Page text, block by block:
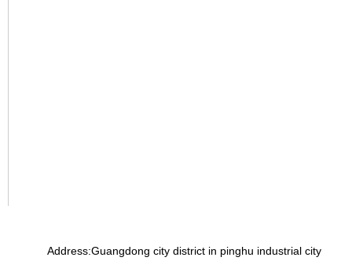
Address:Guangdong city district in pinghu industrial city